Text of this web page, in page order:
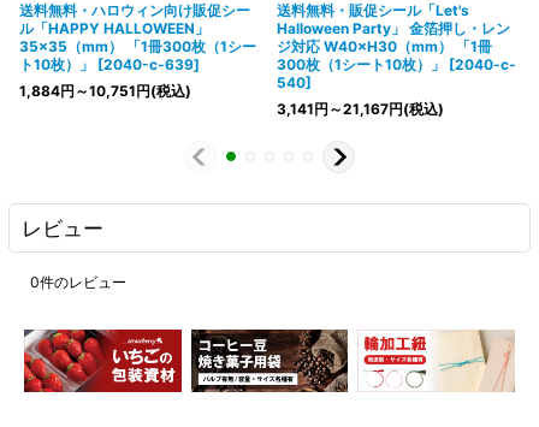
送料無料・ハロウィン向け販促シー
ル「HAPPY HALLOWEEN」
35×35（mm） 「1冊300枚（1シー
ト10枚）」
[2040-c-639]
1,884円 ～10,751円(税込)
送料無料・販促シール「Let's
Halloween Party」 金箔押し・レン
ジ対応 W40×H30（mm） 「1冊
300枚（1シート10枚）」
[2040-c-
540]
3,141円 ～21,167円(税込)
レビュー
0件のレビュー